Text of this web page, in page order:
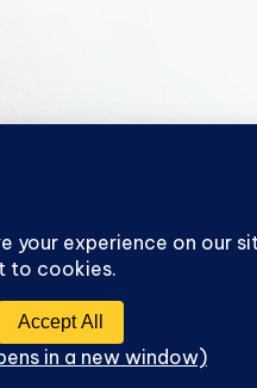
. – Contenido compartible
este sitio. Licencia CC BY
a HP System LLC